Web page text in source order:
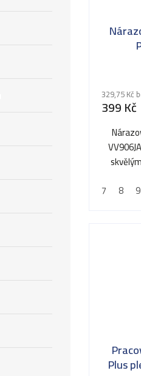
329,75 Kč
399 Kč
7 8 9
Plus